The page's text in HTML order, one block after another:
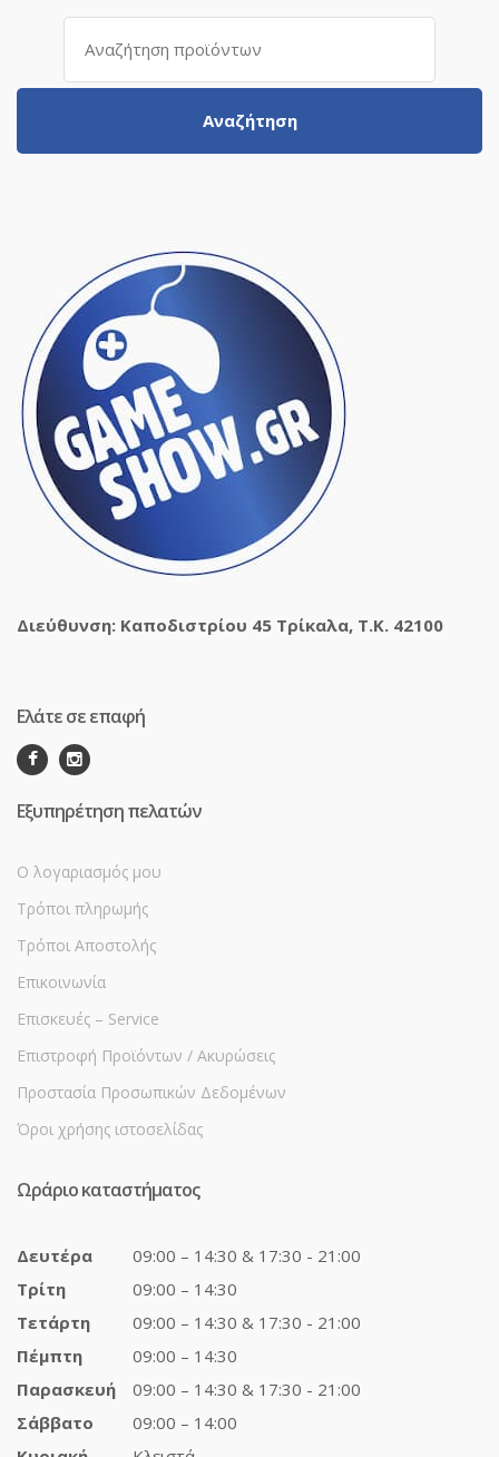
Αναζήτηση
Αναζήτηση
Διεύθυνση: Καποδιστρίου 45 Τρίκαλα, Τ.Κ. 42100
Ελάτε σε επαφή
Εξυπηρέτηση πελατών
Ο λογαριασμός μου
Τρόποι πληρωμής
Τρόποι Αποστολής
Επικοινωνία
Επισκευές – Service
Επιστροφή Προϊόντων / Ακυρώσεις
Προστασία Προσωπικών Δεδομένων
Όροι χρήσης ιστοσελίδας
Ωράριο καταστήματος
Δευτέρα
09:00 – 14:30 & 17:30 - 21:00
Τρίτη
09:00 – 14:30
Τετάρτη
09:00 – 14:30 & 17:30 - 21:00
Πέμπτη
09:00 – 14:30
Παρασκευή
09:00 – 14:30 & 17:30 - 21:00
Σάββατο
09:00 – 14:00